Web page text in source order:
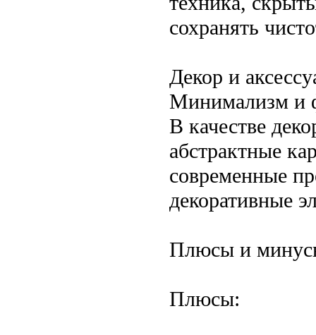
сохранять
Декор и
Минимализм и
В качестве
абстрактные
современные
декоративные
Плюсы и
Плюсы: